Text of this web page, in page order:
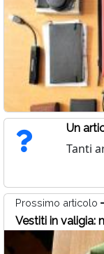
Un
Tanti
Prossimo articolo
Vestiti in valigia: